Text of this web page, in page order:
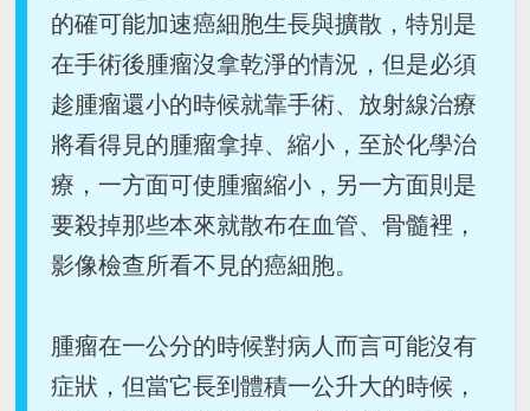
的確可能加速癌細胞生長與擴散，特別是
在手術後腫瘤沒拿乾淨的情況，但是必須
趁腫瘤還小的時候就靠手術、放射線治療
將看得見的腫瘤拿掉、縮小，至於化學治
療，一方面可使腫瘤縮小，另一方面則是
要殺掉那些本來就散布在血管、骨髓裡，
影像檢查所看不見的癌細胞。
腫瘤在一公分的時候對病人而言可能沒有
症狀，但當它長到體積一公升大的時候，